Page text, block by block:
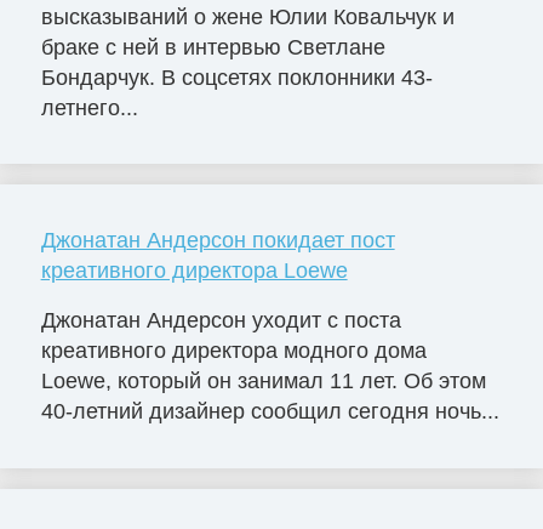
высказываний о жене Юлии Ковальчук и
браке с ней в интервью Светлане
Бондарчук. В соцсетях поклонники 43-
летнего...
Джонатан Андерсон покидает пост
креативного директора Loewe
Джонатан Андерсон уходит с поста
креативного директора модного дома
Loewe, который он занимал 11 лет. Об этом
40-летний дизайнер сообщил сегодня ночь...